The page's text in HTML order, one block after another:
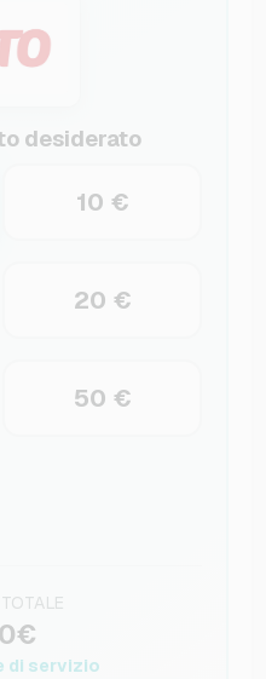
desiderato
10 €
20 €
50 €
di servizio